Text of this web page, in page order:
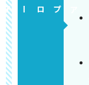
アプローチ